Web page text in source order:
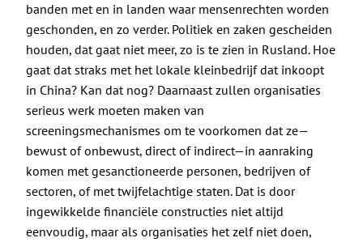
banden met en in landen waar mensenrechten worden
geschonden, en zo verder. Politiek en zaken gescheiden
houden, dat gaat niet meer, zo is te zien in Rusland. Hoe
gaat dat straks met het lokale kleinbedrijf dat inkoopt
in China? Kan dat nog? Daarnaast zullen organisaties
serieus werk moeten maken van
screeningsmechanismes om te voorkomen dat ze—
bewust of onbewust, direct of indirect—in aanraking
komen met gesanctioneerde personen, bedrijven of
sectoren, of met twijfelachtige staten. Dat is door
ingewikkelde financiële constructies niet altijd
eenvoudig, maar als organisaties het zelf niet doen,